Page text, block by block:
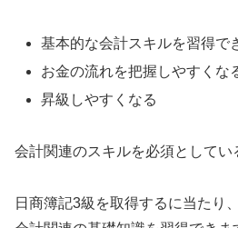
基本的な会計スキルを習得で
お金の流れを把握しやすくな
昇級しやすくなる
会計関連のスキルを必須としてい
日商簿記3級を取得するに当たり